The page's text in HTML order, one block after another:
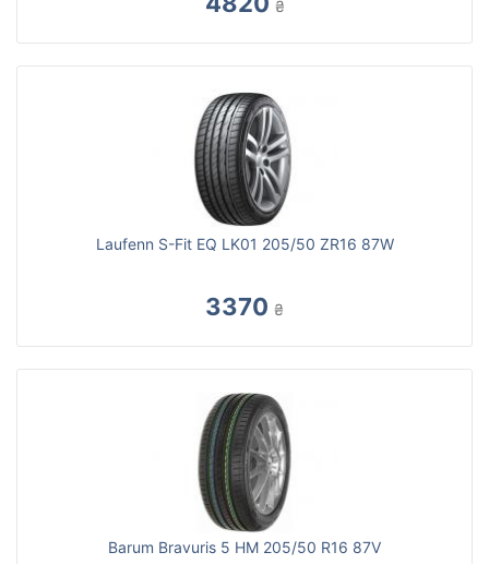
₴
Laufenn S-Fit EQ LK01 205/50 ZR16 87W
3370 ₴
Barum Bravuris 5 HM 205/50 R16 87V